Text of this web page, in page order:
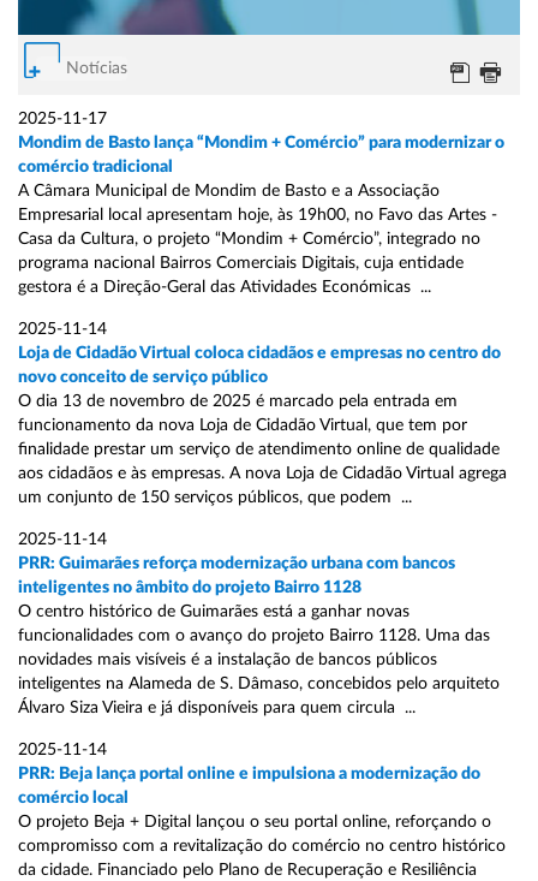
Notícias
2025-11-17
Mondim de Basto lança “Mondim + Comércio” para modernizar o
comércio tradicional
A Câmara Municipal de Mondim de Basto e a Associação
Empresarial local apresentam hoje, às 19h00, no Favo das Artes -
Casa da Cultura, o projeto “Mondim + Comércio”, integrado no
programa nacional Bairros Comerciais Digitais, cuja entidade
gestora é a Direção-Geral das Atividades Económicas ...
2025-11-14
Loja de Cidadão Virtual coloca cidadãos e empresas no centro do
novo conceito de serviço público
O dia 13 de novembro de 2025 é marcado pela entrada em
funcionamento da nova Loja de Cidadão Virtual, que tem por
finalidade prestar um serviço de atendimento online de qualidade
aos cidadãos e às empresas. A nova Loja de Cidadão Virtual agrega
um conjunto de 150 serviços públicos, que podem ...
2025-11-14
PRR: Guimarães reforça modernização urbana com bancos
inteligentes no âmbito do projeto Bairro 1128
O centro histórico de Guimarães está a ganhar novas
funcionalidades com o avanço do projeto Bairro 1128. Uma das
novidades mais visíveis é a instalação de bancos públicos
inteligentes na Alameda de S. Dâmaso, concebidos pelo arquiteto
Álvaro Siza Vieira e já disponíveis para quem circula ...
2025-11-14
PRR: Beja lança portal online e impulsiona a modernização do
comércio local
O projeto Beja + Digital lançou o seu portal online, reforçando o
compromisso com a revitalização do comércio no centro histórico
da cidade. Financiado pelo Plano de Recuperação e Resiliência